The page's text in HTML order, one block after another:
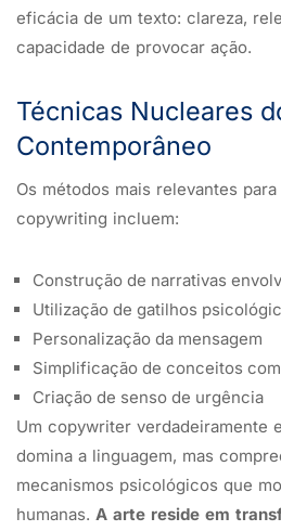
eficácia de um texto: clareza,
capacidade de provocar ação.
Técnicas Nucleares
Contemporâneo
Os métodos mais relevantes
copywriting incluem:
Construção de narrativas
Utilização de gatilhos
Personalização da mensagem
Simplificação de conceitos
Criação de senso de urgência
Um copywriter verdadeiramente
domina a linguagem, mas
mecanismos psicológicos que
humanas. A arte reside em